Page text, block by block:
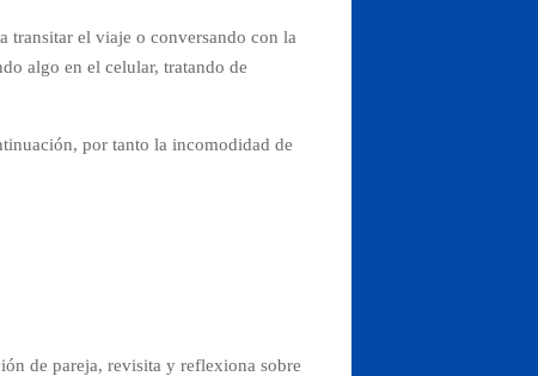
transitar el viaje o conversando con la
algo en el celular, tratando de
por tanto la incomodidad de
de pareja, revisita y reflexiona sobre